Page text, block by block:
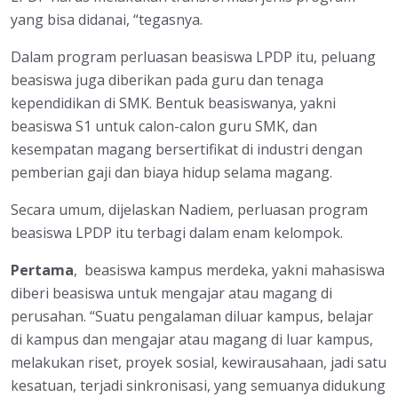
yang bisa didanai, “tegasnya.
Dalam program perluasan beasiswa LPDP itu, peluang
beasiswa juga diberikan pada guru dan tenaga
kependidikan di SMK. Bentuk beasiswanya, yakni
beasiswa S1 untuk calon-calon guru SMK, dan
kesempatan magang bersertifikat di industri dengan
pemberian gaji dan biaya hidup selama magang.
Secara umum, dijelaskan Nadiem, perluasan program
beasiswa LPDP itu terbagi dalam enam kelompok.
Pertama, beasiswa kampus merdeka, yakni mahasiswa
diberi beasiswa untuk mengajar atau magang di
perusahan. “Suatu pengalaman diluar kampus, belajar
di kampus dan mengajar atau magang di luar kampus,
melakukan riset, proyek sosial, kewirausahaan, jadi satu
kesatuan, terjadi sinkronisasi, yang semuanya didukung